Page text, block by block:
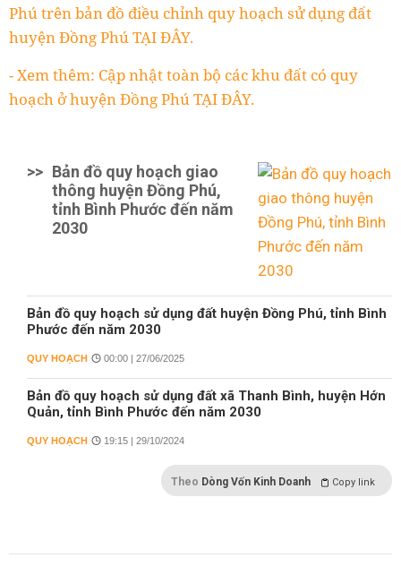
Phú trên bản đồ điều chỉnh quy hoạch sử dụng đất
huyện Đồng Phú TẠI ĐÂY.
- Xem thêm: Cập nhật toàn bộ các khu đất có quy
hoạch ở huyện Đồng Phú TẠI ĐÂY.
>> Bản đồ quy hoạch giao
thông huyện Đồng Phú,
tỉnh Bình Phước đến năm
2030
Bản đồ quy hoạch sử dụng đất huyện Đồng Phú, tỉnh Bình
Phước đến năm 2030
QUY HOẠCH 00:00 | 27/06/2025
Bản đồ quy hoạch sử dụng đất xã Thanh Bình, huyện Hớn
Quản, tỉnh Bình Phước đến năm 2030
QUY HOẠCH 19:15 | 29/10/2024
Theo Dòng Vốn Kinh Doanh Copy link